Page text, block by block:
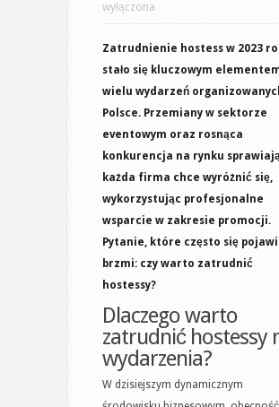
Jak
wpływa
na
sukces
wyłączona
Zatrudnienie hostess w 2023
stało się kluczowym
wielu wydarzeń
Polsce. Przemiany w sektorze
eventowym oraz rosnąca
konkurencja na rynku
każda firma chce wyróżnić się,
wykorzystując profesjonalne
wsparcie w zakresie promocji.
Pytanie, które często się
brzmi: czy warto zatrudnić
hostessy?
Dlaczego warto
zatrudnić hostessy
wydarzenia?
W dzisiejszym dynamicznym